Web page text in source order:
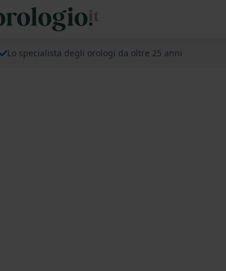
Lo specialista degli orologi da oltre 25 anni